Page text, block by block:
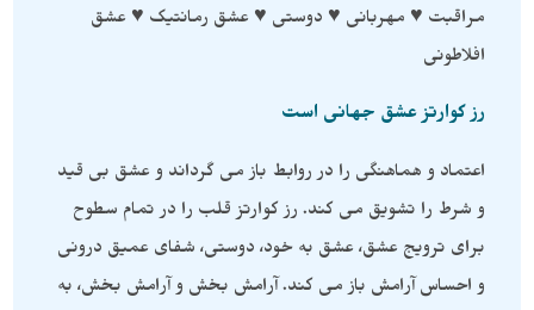
مراقبت ♥ مهربانی ♥ دوستی ♥ عشق رمانتیک ♥ عشق
افلاطونی
رز کوارتز عشق جهانی است
اعتماد و هماهنگی را در روابط باز می گرداند و عشق بی قید
و شرط را تشویق می کند. رز کوارتز قلب را در تمام سطوح
برای ترویج عشق، عشق به خود، دوستی، شفای عمیق درونی
و احساس آرامش باز می کند. آرامش بخش و آرامش بخش، به